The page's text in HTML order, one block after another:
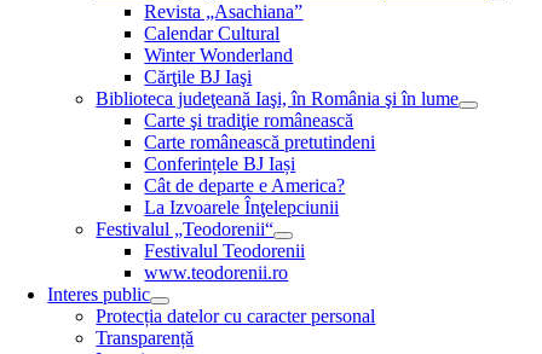
Revista „Asachiana”
Calendar Cultural
Winter Wonderland
Cărţile BJ Iaşi
Biblioteca judeţeană Iaşi, în România şi în lume
Carte şi tradiţie românească
Carte românească pretutindeni
Conferințele BJ Iași
Cât de departe e America?
La Izvoarele Înţelepciunii
Festivalul „Teodorenii“
Festivalul Teodorenii
www.teodorenii.ro
Interes public
Protecția datelor cu caracter personal
Transparență